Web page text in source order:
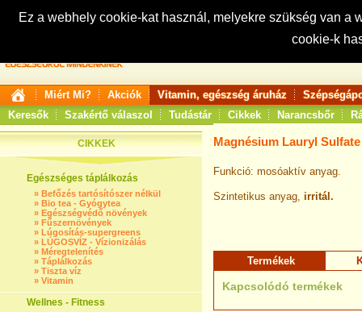
Ez a webhely cookie-kat használ, melyekre szükség van
cookie-k
Keresés:
Miért Mi? Akciók Vitamin, egészség áruház
Keresők
Szakértő válaszol Tudástár Cikkek Narancsbőr
CIKKEK
Egészséges táplálkozás
» Befőzés tartósítószer nélkül
» Bio tea - Gyógytea
» Egészségvédő növények
» Fűszernövények
» Lúgosítás-supergreens
» LÚGOSVÍZ - Vízionizálás
» Méregtelenítés
» Táplálkozás
» Tiszta víz
» Vitamin
Wellnes - Fitness
Magnésium Lauryl Sulfate
Funkció: mosóaktív anyag.
Szintetikus anyag, irritál.
Termékek
Kapcsolódó termékek